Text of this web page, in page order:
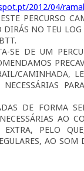
2012/04/
PERCURSO
NO TEU LOG
SE DE UM
CAMINHADA,
DE FORMA
AO
PELO
AO